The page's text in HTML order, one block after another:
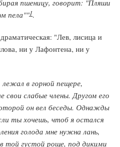
пшеницу, говорит: "Пляши
пела""1.
"Лев, лисица и
ни у Лафонтена, ни у
в горной пещере,
свои слабые члены. Другом его
он вел беседы. Однажды
ты хочешь, чтоб я остался
голода мне нужна лань,
той густой роще, под дикими